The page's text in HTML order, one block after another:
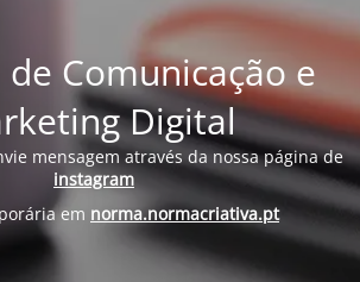
de Comunicação e
Digital
mensagem através da nossa página de
instagram
em norma.normacriativa.pt